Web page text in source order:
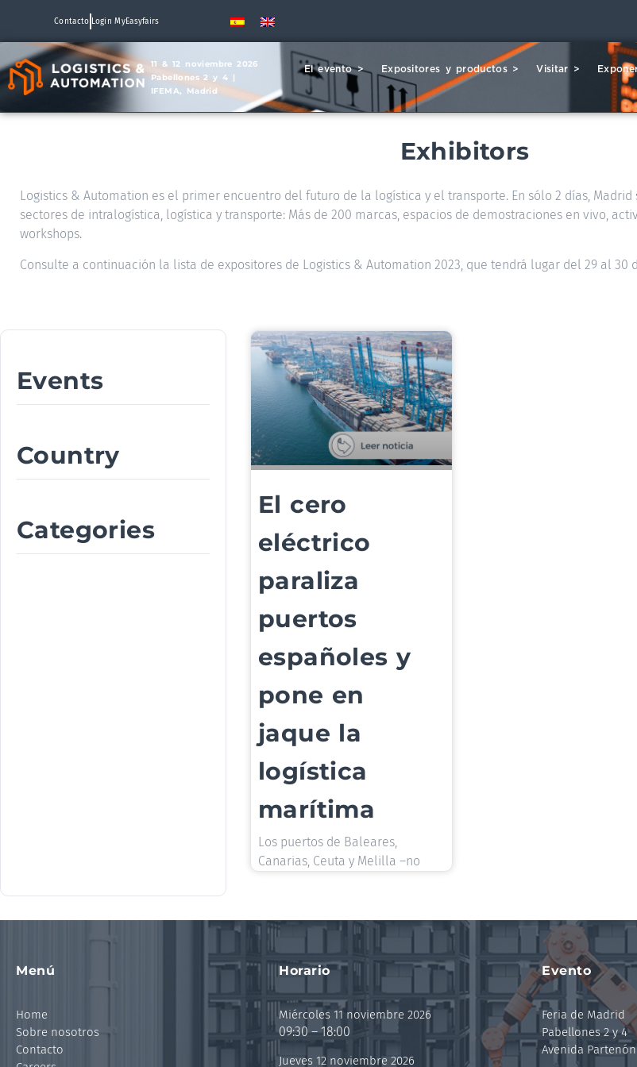
Contacto Login MyEasyfairs
11 & 12 noviembre 2026
Pabellones 2 y 4 |
IFEMA, Madrid
El evento > Expositores y productos > Visitar >
Exhibitors
Logistics & Automation es el primer encuentro del futuro de la logística y el transporte. En sólo 2 días,
sectores de intralogística, logística y transporte: Más de 200 marcas, espacios de demostraciones en vivo,
workshops.
Consulte a continuación la lista de expositores de Logistics & Automation 2023, que tendrá lugar del 29 al 30
Events
Country
Categories
El cero
eléctrico
paraliza
puertos
españoles y
pone en
jaque la
logística
marítima
Los puertos de Baleares,
Canarias, Ceuta y Melilla –no
Menú
Home
Sobre nosotros
Contacto
Horario
Miércoles 11 noviembre 2026
09:30 – 18:00
Jueves 12 noviembre 2026
Evento
Feria de Madrid
Pabellones 2 y 4
Avenida